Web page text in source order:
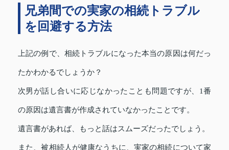
兄弟間での実家の相続トラブル
を回避する方法
上記の例で、相続トラブルになった本当の原因は何だっ
たかわかるでしょうか？
次男が話し合いに応じなかったことも問題ですが、1番
の原因は遺言書が作成されていなかったことです。
遺言書があれば、もっと話はスムーズだったでしょう。
また、被相続人が健康なうちに、実家の相続について家